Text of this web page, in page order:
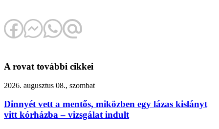
A rovat további cikkei
2026. augusztus 08., szombat
Dinnyét vett a mentős, miközben egy lázas kislányt
vitt kórházba – vizsgálat indult